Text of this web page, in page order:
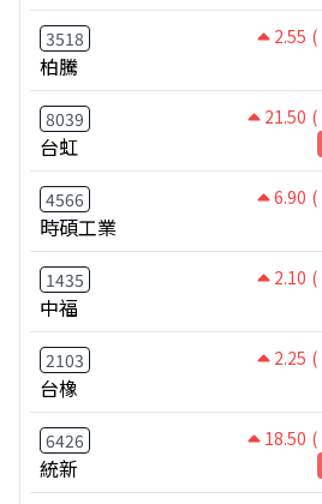
3518 2.55 (
柏騰
8039 21.50 (
台虹
4566 6.90 (
時碩工業
1435 2.10 (
中福
2103 2.25 (
台橡
6426 18.50 (
統新